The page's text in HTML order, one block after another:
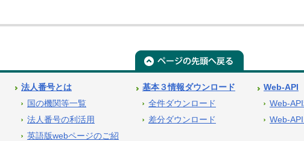
法人番号とは
国の機関等一覧
法人番号の利活用
英語版webページのご紹
基本３情報ダウンロード
全件ダウンロード
差分ダウンロード
Web-API
Web-
Web-